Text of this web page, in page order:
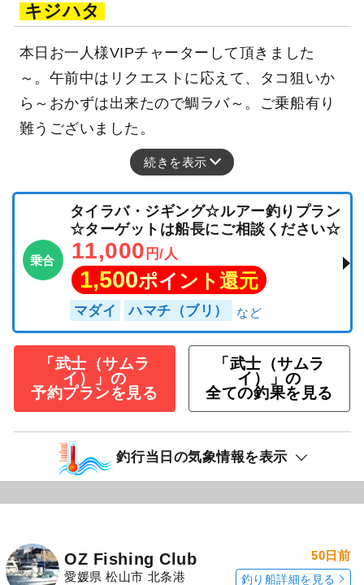
キジハタ
本日お一人様VIPチャーターして頂きました
～。午前中はリクエストに応えて、タコ狙いか
ら～おかずは出来たので鯛ラバ～。ご乗船有り
難うございました。
続きを表示
乗合
タイラバ・ジギング☆ルアー釣りプラン
☆ターゲットは船長にご相談ください☆
11,000 円/人
1,500ポイント還元
マダイ ハマチ（ブリ）
「武士（サムラ
イ）」の
予約プランを見る
「武士（サムラ
イ）」の
全ての釣果を見る
釣行当日の気象情報を表示
OZ Fishing Club
愛媛県 松山市 北条港
50日前
釣り船詳細を見る